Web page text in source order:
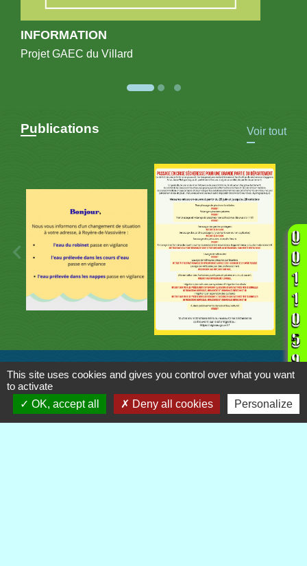
INFORMATION
Projet GAEC du Villard
Publications Voir tout
Contacts
Commune de Royère-de-Vassivière
5 Rue Camille Benassy
This site uses cookies and gives you control over what you want
to activate
OK, accept all
Deny all cookies Personalize